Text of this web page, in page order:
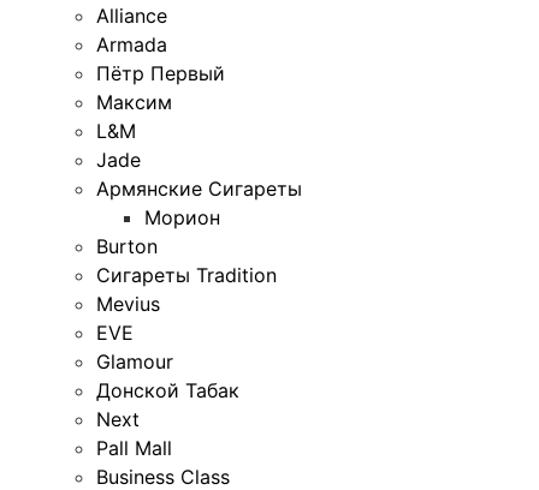
Alliance
Armada
Пётр Первый
Максим
L&M
Jade
Армянские Сигареты
Морион
Burton
Сигареты Tradition
Mevius
EVE
Glamour
Донской Табак
Next
Pall Mall
Business Class